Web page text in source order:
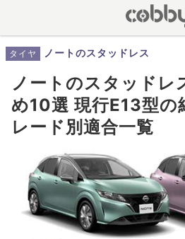
タイヤ ノートのスタッドレス
ノートのスタッドレ
め10選 現行E13型の
レード別適合一覧